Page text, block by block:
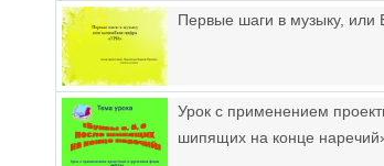
Первые шаги в музыку,
Урок с применением
шипящих на конце